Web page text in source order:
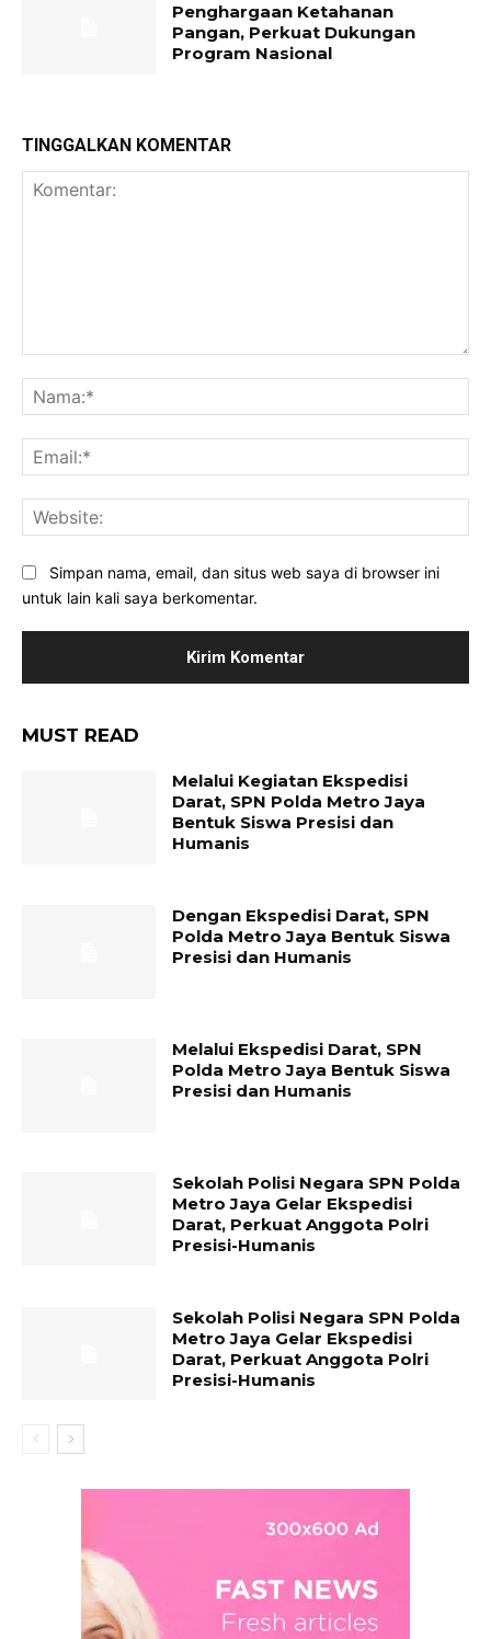
Penghargaan Ketahanan
Pangan, Perkuat Dukungan
Program Nasional
TINGGALKAN KOMENTAR
Simpan nama, email, dan situs web saya di browser ini
untuk lain kali saya berkomentar.
MUST READ
Melalui Kegiatan Ekspedisi
Darat, SPN Polda Metro Jaya
Bentuk Siswa Presisi dan
Humanis
Dengan Ekspedisi Darat, SPN
Polda Metro Jaya Bentuk Siswa
Presisi dan Humanis
Melalui Ekspedisi Darat, SPN
Polda Metro Jaya Bentuk Siswa
Presisi dan Humanis
Sekolah Polisi Negara SPN Polda
Metro Jaya Gelar Ekspedisi
Darat, Perkuat Anggota Polri
Presisi-Humanis
Sekolah Polisi Negara SPN Polda
Metro Jaya Gelar Ekspedisi
Darat, Perkuat Anggota Polri
Presisi-Humanis